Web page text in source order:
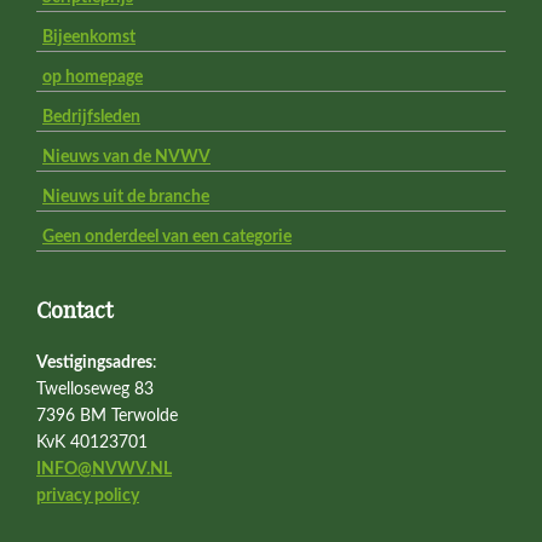
Bijeenkomst
op homepage
Bedrijfsleden
Nieuws van de NVWV
Nieuws uit de branche
Geen onderdeel van een categorie
Contact
Vestigingsadres:
Twelloseweg 83
7396 BM Terwolde
KvK 40123701
INFO@NVWV.NL
privacy policy